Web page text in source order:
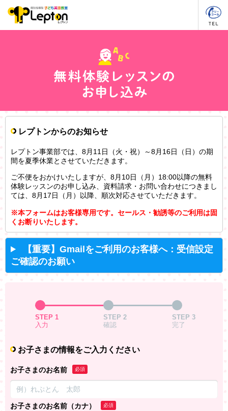
レプトンからのお知らせ
レプトン事業部では、8月11日（火・祝）～8月16日（日）の期
間を夏季休業とさせていただきます。
ご不便をおかけいたしますが、8月10日（月）18:00以降の無料
体験レッスンのお申し込み、資料請求・お問い合わせにつきまし
ては、8月17日（月）以降、順次対応させていただきます。
※本フォームはお客様専用です。セールス・勧誘等のご利用は固
くお断りいたします。
【重要】Gmailをご利用のお客様へ：受信設定
ご確認のお願い
STEP 1
入力
STEP 2
確認
STEP 3
完了
お子さまの情報をご入力ください
お子さまのお名前 必須
お子さまのお名前（カナ） 必須